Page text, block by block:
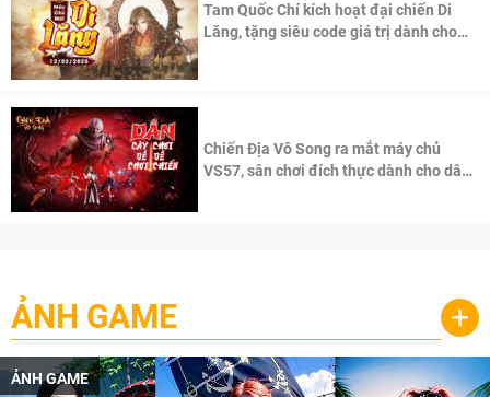
Tam Quốc Chí kích hoạt đại chiến Di
Lăng, tặng siêu code giá trị dành cho
Chiến Địa Vô Song ra mắt máy chủ
VS57, sân chơi đích thực dành cho dân
ẢNH GAME +
ẢNH GAME